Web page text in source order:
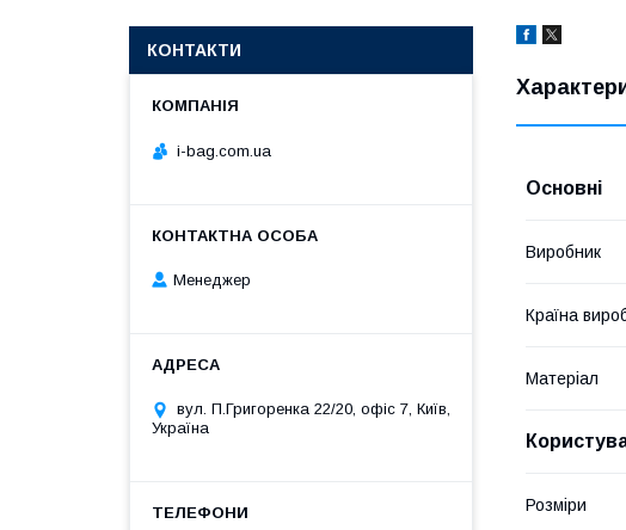
Основні
Виробник
Країна
Матеріал
Розміри
КОНТАКТИ
i-bag.com.ua
Менеджер
вул. П.Григоренка 22/20, офіс 7, Київ,
Україна